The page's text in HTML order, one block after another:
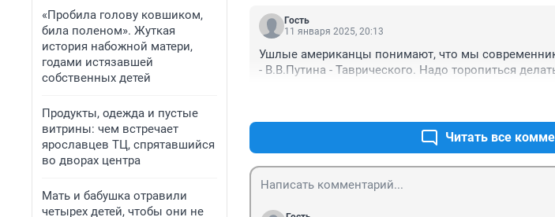
«Пробила голову ковшиком,
била поленом». Жуткая
история набожной матери,
годами истязавшей
собственных детей
Продукты, одежда и пустые
витрины: чем встречает
ярославцев ТЦ, спрятавшийся
во дворах центра
Мать и бабушка отравили
четырех детей, чтобы они не
Гость
11 января 2025, 20:13
Ушлые американцы понимают, что мы
- В.В.Путина - Таврического. Надо торопиться
Читать все